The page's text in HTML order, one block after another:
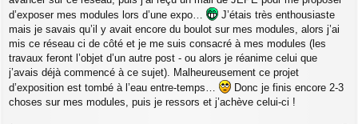
a
e
d’exposer mes modules lors d’une expo…
J’étais très enthousiaste
mais je savais qu’il y avait encore du boulot sur mes modules, alors j’ai
mis ce réseau ci de côté et je me suis consacré à mes modules (les
travaux feront l’objet d’un autre post - ou alors je réanime celui que
j’avais déjà commencé à ce sujet). Malheureusement ce projet
d’exposition est tombé à l’eau entre-temps…
Donc je finis encore 2-3
choses sur mes modules, puis je ressors et j’achève celui-ci !